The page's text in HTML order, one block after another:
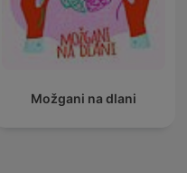
Možgani na dlani